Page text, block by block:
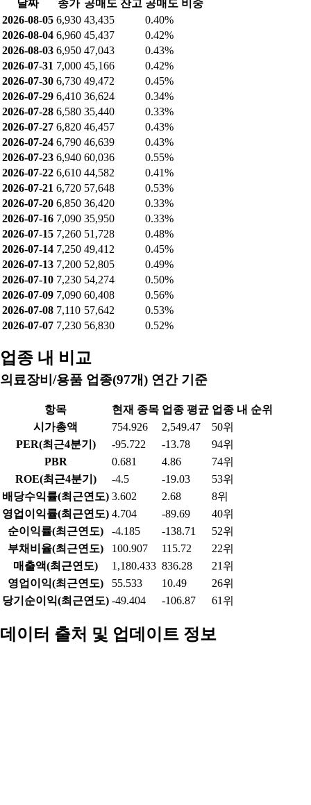
2026-07-30
6,730 265
0.43%
2026-07-29 6,410 2,871
4.63%
2026-07-28 6,580 4,053
8.04%
2026-07-27 6,820 611
4.33%
2026-07-24 6,790 1,469
4.66%
2026-07-23 6,940 968
3.59%
2026-07-22 6,610 3,648
11.89%
2026-07-21 6,720 4,322
9.82%
2026-07-20 6,850 5,667
9.24%
2026-07-16 7,090 4,460
10.23%
2026-07-15 7,260 4,500
13.76%
2026-07-14 7,250 2,372
3.17%
2026-07-13 7,200 968
0.95%
2026-07-10 7,230 1,690
3.83%
2026-07-09 7,090 4,712 15.38%
공매도 잔고
날짜 종가 공매도 잔고
공매도 비중
2026-08-05 6,930 43,435
0.40%
2026-08-04 6,960 45,437
0.42%
2026-08-03 6,950 47,043
0.43%
2026-07-30
6,730 49,472
2026-07-29 6,410 36,624
0.34%
2026-07-28
6,580 35,440
0.33%
2026-07-27 6,820 46,457
0.43%
2026-07-24 6,790
2026-07-23 6,940
0.55%
2026-07-22 6,610 44,582
0.41%
2026-07-21 6,720 57,648
0.53%
2026-07-20 6,850 36,420
0.33%
2026-07-16 7,090 35,950
0.33%
2026-07-15 7,260 51,728
0.48%
2026-07-14 7,250 49,412
0.45%
2026-07-13 7,200 52,805
0.49%
2026-07-10
7,230 54,274
2026-07-09 7,090 60,408
0.56%
2026-07-08 7,110 57,642
0.53%
2026-07-07 7,230 56,830 0.52%
업종 내 비교